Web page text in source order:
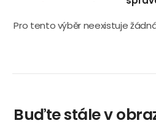
Pro tento výběr neexistuje
Buďte stále v